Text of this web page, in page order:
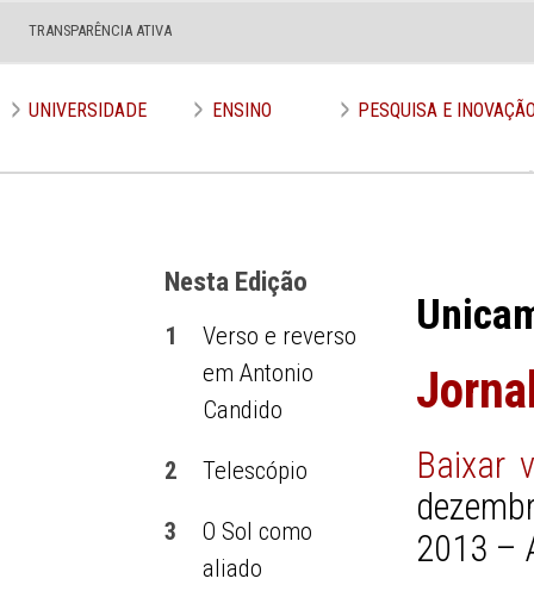
TRANSPARÊNCIA ATIVA
UNIVERSIDADE ENSINO PESQUISA E
Edição nº 585
Nesta Edição
1
Verso e reverso
em Antonio
Candido
2 Telescópio
3
O Sol como
aliado
Baixar
2013 –